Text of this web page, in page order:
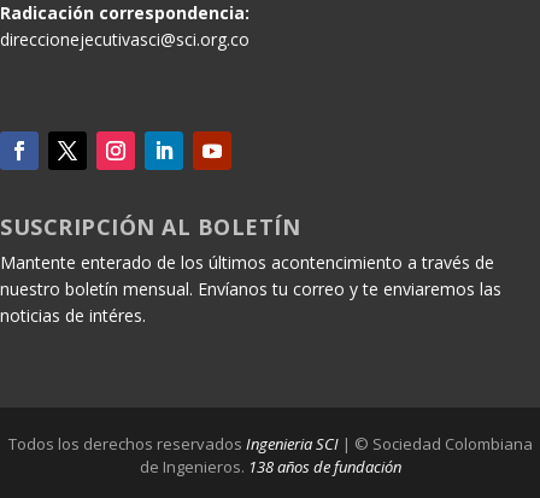
Radicación correspondencia:
direccionejecutivasci@sci.org.co
SUSCRIPCIÓN AL BOLETÍN
Mantente enterado de los últimos acontencimiento a través de
nuestro boletín mensual. Envíanos tu correo y te enviaremos las
noticias de intéres.
Todos los derechos reservados Ingenieria SCI | © Sociedad Colombiana
de Ingenieros. 138 años de fundación